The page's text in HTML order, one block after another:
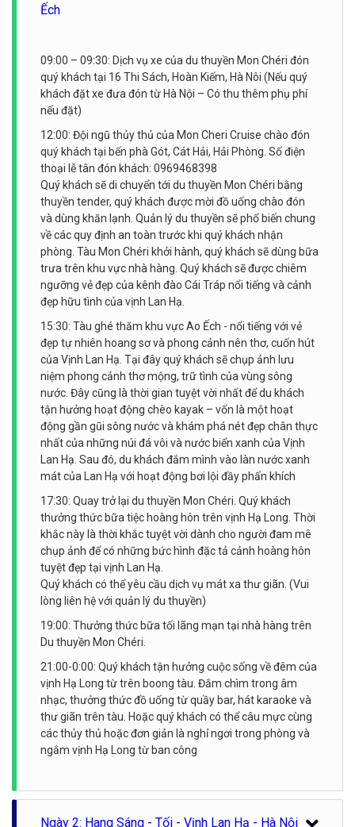
Ếch
09:00 – 09:30: Dịch vụ xe của du thuyền Mon Chéri đón
quý khách tại 16 Thi Sách, Hoàn Kiếm, Hà Nôi (Nếu quý
khách đặt xe đưa đón từ Hà Nội – Có thu thêm phụ phí
nếu đặt)
12:00: Đội ngũ thủy thủ của Mon Cheri Cruise chào đón
quý khách tại bến phà Gót, Cát Hải, Hải Phòng. Số điện
thoại lễ tân đón khách: 0969468398
Quý khách sẽ di chuyển tới du thuyền Mon Chéri bằng
thuyền tender, quý khách được mời đồ uống chào đón
và dùng khăn lạnh. Quản lý du thuyền sẽ phổ biến chung
về các quy định an toàn trước khi quý khách nhận
phòng. Tàu Mon Chéri khởi hành, quý khách sẽ dùng bữa
trưa trên khu vực nhà hàng. Quý khách sẽ được chiêm
ngưỡng vẻ đẹp của kênh đào Cái Tráp nổi tiếng và cảnh
đẹp hữu tình của vịnh Lan Hạ.
15:30: Tàu ghé thăm khu vực Ao Ếch - nổi tiếng với vẻ
đẹp tự nhiên hoang sơ và phong cảnh nên thơ, cuốn hút
của Vịnh Lan Hạ. Tại đây quý khách sẽ chụp ảnh lưu
niệm phong cảnh thơ mộng, trữ tình của vùng sông
nước. Đây cũng là thời gian tuyệt vời nhất để du khách
tận hưởng hoạt động chèo kayak – vốn là một hoạt
động gần gũi sông nước và khám phá nét đẹp chân thực
nhất của những núi đá vôi và nước biển xanh của Vịnh
Lan Hạ. Sau đó, du khách đắm mình vào làn nước xanh
mát của Lan Hạ với hoạt động bơi lội đầy phấn khích
17:30: Quay trở lại du thuyền Mon Chéri. Quý khách
thưởng thức bữa tiệc hoàng hôn trên vịnh Hạ Long. Thời
khắc này là thời khắc tuyệt vời dành cho người đam mê
chụp ảnh để có những bức hình đặc tả cảnh hoàng hôn
tuyệt đẹp tại vịnh Lan Hạ.
Quý khách có thể yêu cầu dịch vụ mát xa thư giãn. (Vui
lòng liên hệ với quản lý du thuyền)
19:00: Thưởng thức bữa tối lãng mạn tại nhà hàng trên
Du thuyền Mon Chéri.
21:00-0:00: Quý khách tận hưởng cuộc sống về đêm của
vịnh Hạ Long từ trên boong tàu. Đắm chìm trong âm
nhạc, thưởng thức đồ uống từ quầy bar, hát karaoke và
thư giãn trên tàu. Hoặc quý khách có thể câu mực cùng
các thủy thủ hoặc đơn giản là nghỉ ngơi trong phòng và
ngắm vịnh Hạ Long từ ban công
Ngày 2: Hang Sáng - Tối - Vịnh Lan Hạ - Hà Nội